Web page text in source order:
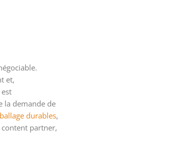
et,
la demande de
durables,
partner,